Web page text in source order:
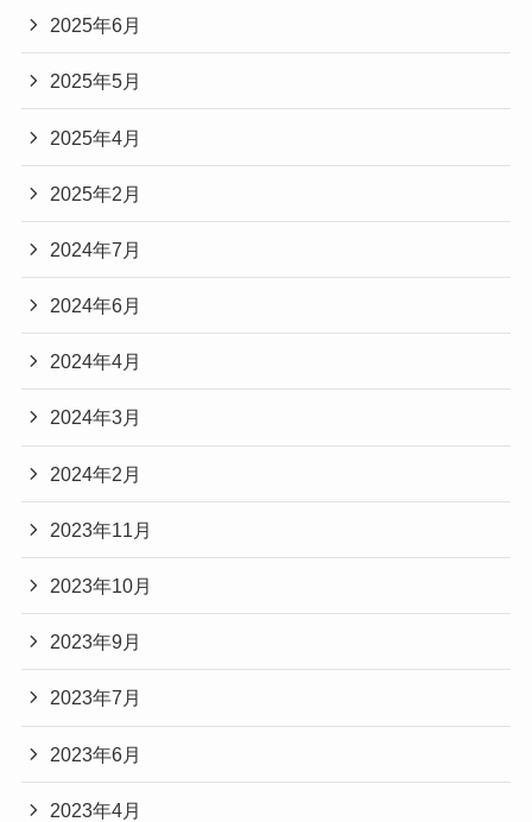
2025年6月
2025年5月
2025年4月
2025年2月
2024年7月
2024年6月
2024年4月
2024年3月
2024年2月
2023年11月
2023年10月
2023年9月
2023年7月
2023年6月
2023年4月